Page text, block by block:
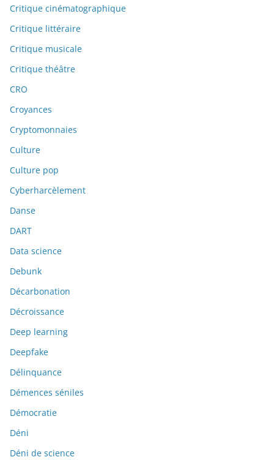
Critique cinématographique
Critique littéraire
Critique musicale
Critique théâtre
CRO
Croyances
Cryptomonnaies
Culture
Culture pop
Cyberharcèlement
Danse
DART
Data science
Debunk
Décarbonation
Décroissance
Deep learning
Deepfake
Délinquance
Démences séniles
Démocratie
Déni
Déni de science